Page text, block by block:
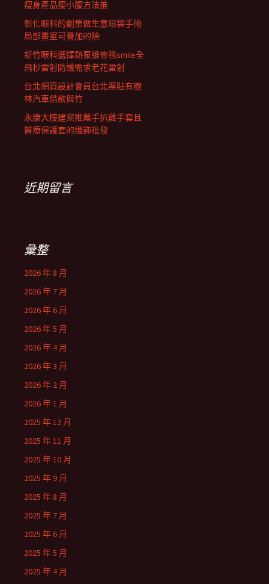
瘦身產品瘦小腹方法推
彰化眼科的創業做生意眼袋手術
局部畫室可疊加的除
新竹眼科選擇熱泵維修毯smile全
飛秒雷射防護需求老花雷射
台北網頁設計會員台北票貼有樹
林汽車借款與竹
永康大樓建案推薦手扒雞手套且
醫療保護套的燈飾批發
近期留言
彙整
2026 年 8 月
2026 年 7 月
2026 年 6 月
2026 年 5 月
2026 年 4 月
2026 年 3 月
2026 年 2 月
2026 年 1 月
2025 年 12 月
2025 年 11 月
2025 年 10 月
2025 年 9 月
2025 年 8 月
2025 年 7 月
2025 年 6 月
2025 年 5 月
2025 年 4 月